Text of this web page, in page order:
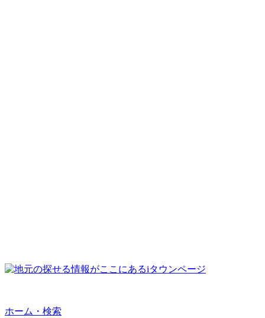
ホーム・検索